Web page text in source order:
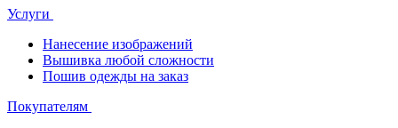
Услуги
Нанесение изображений
Вышивка любой сложности
Пошив одежды на заказ
Покупателям